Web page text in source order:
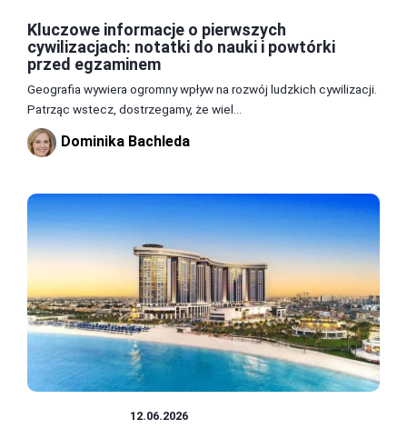
Kluczowe informacje o pierwszych
cywilizacjach: notatki do nauki i powtórki
przed egzaminem
Geografia wywiera ogromny wpływ na rozwój ludzkich cywilizacji.
Patrząc wstecz, dostrzegamy, że wiel...
Dominika Bachleda
12.06.2026